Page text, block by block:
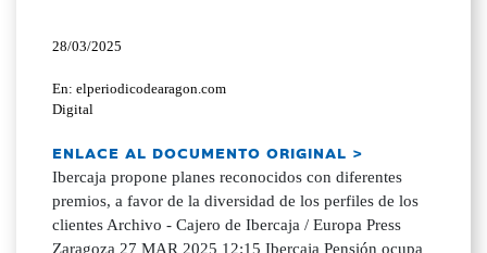
28/03/2025
En: elperiodicodearagon.com
Digital
ENLACE AL DOCUMENTO ORIGINAL >
Ibercaja propone planes reconocidos con diferentes
premios, a favor de la diversidad de los perfiles de los
clientes Archivo - Cajero de Ibercaja / Europa Press
Zaragoza 27 MAR 2025 12:15 Ibercaja Pensión ocupa